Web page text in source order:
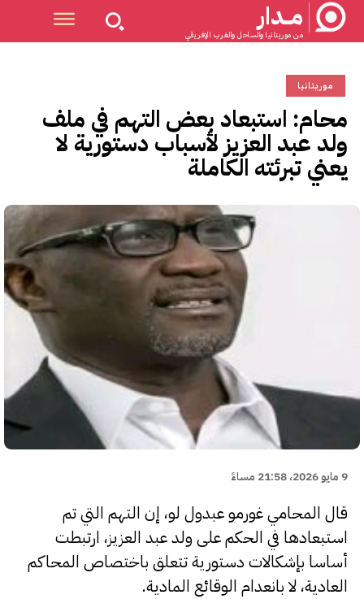
مــدار
من موريتانيا والساحل والغرب الإفريقي
موريتانيا
محام: استبعاد بعض التهم في ملف
ولد عبد العزيز لأسباب دستورية لا
يعني تبرئته الكاملة
9 مايو 2026، 21:58 مساءً
قال المحامي غورمو عبدول لو، إن التهم التي تم
استبعادها في الحكم على ولد عبد العزيز، ارتبطت
أساسا بإشكالات دستورية تتعلق باختصاص المحاكم
العادية، لا بانعدام الوقائع المادية.